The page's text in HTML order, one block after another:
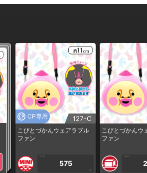
CP専用 127-C
こびとづかんウェアラブル
ファン
1PLAY
575
CP
こびとづかんウ
ファン
1PLAY